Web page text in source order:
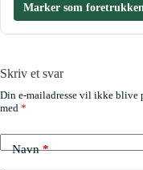
Marker som foretrukken
Skriv et svar
Din e-mailadresse vil ikke blive
med *
Navn*